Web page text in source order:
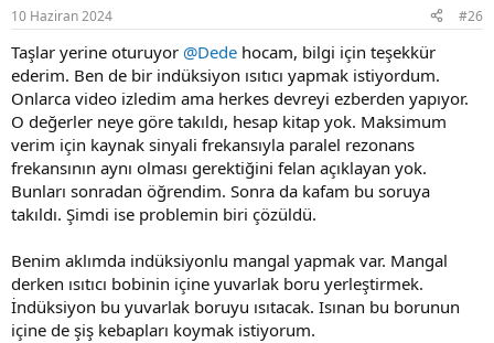
s
10 Haziran 2024 #26
Taşlar yerine oturuyor @Dede hocam, bilgi için teşekkür
ederim. Ben de bir indüksiyon ısıtıcı yapmak istiyordum.
Onlarca video izledim ama herkes devreyi ezberden yapıyor.
O değerler neye göre takıldı, hesap kitap yok. Maksimum
verim için kaynak sinyali frekansıyla paralel rezonans
frekansının aynı olması gerektiğini felan açıklayan yok.
Bunları sonradan öğrendim. Sonra da kafam bu soruya
takıldı. Şimdi ise problemin biri çözüldü.
Benim aklımda indüksiyonlu mangal yapmak var. Mangal
derken ısıtıcı bobinin içine yuvarlak boru yerleştirmek.
İndüksiyon bu yuvarlak boruyu ısıtacak. Isınan bu borunun
içine de şiş kebapları koymak istiyorum.